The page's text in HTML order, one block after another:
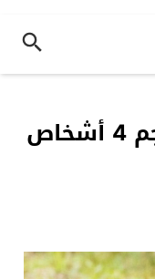
أخبار منوعة – دب يهاجم 4 أشخاص